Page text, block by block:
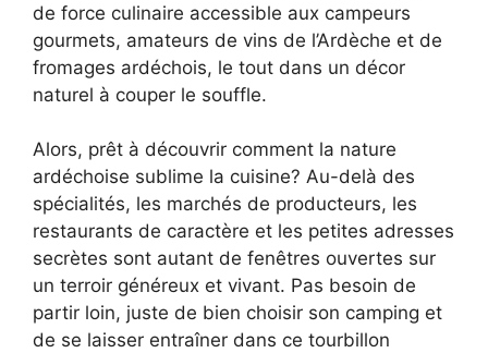
de force culinaire accessible aux campeurs
gourmets, amateurs de vins de l’Ardèche et de
fromages ardéchois, le tout dans un décor
naturel à couper le souffle.
Alors, prêt à découvrir comment la nature
ardéchoise sublime la cuisine? Au-delà des
spécialités, les marchés de producteurs, les
restaurants de caractère et les petites adresses
secrètes sont autant de fenêtres ouvertes sur
un terroir généreux et vivant. Pas besoin de
partir loin, juste de bien choisir son camping et
de se laisser entraîner dans ce tourbillon